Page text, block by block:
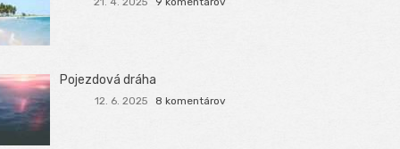
Pojezdová dráha
12. 6. 2025 8 komentárov